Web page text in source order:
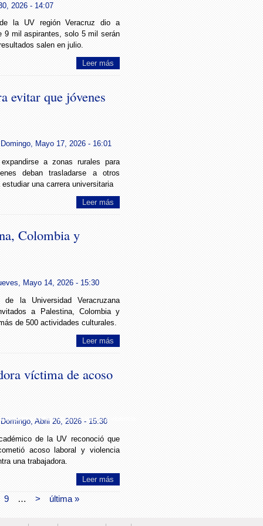
2026 - 14:07
la UV región Veracruz dio a
9 mil aspirantes, solo 5 mil serán
salen en julio.
Leer más
evitar que jóvenes
Domingo, Mayo 17, 2026 - 16:01
a zonas rurales para
deban trasladarse a otros
una carrera universitaria
Leer más
Colombia y
Mayo 14, 2026 - 15:30
la Universidad Veracruzana
a Palestina, Colombia y
de 500 actividades culturales.
Leer más
víctima de acoso
víctima de acoso laboral y violencia
Domingo, Abril 26, 2026 - 15:30
de la UV reconoció que
acoso laboral y violencia
una trabajadora.
Leer más
9 … > última »